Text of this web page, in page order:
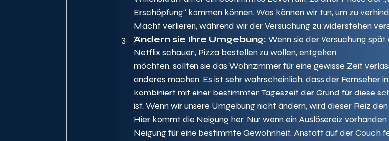
Erschöpfung“ kommen können. Was können wir tun, um zu
Macht verlieren, während wir der Versuchung zu widerstehen
Ändern sie Ihre Umgebung: Wenn sie der Versuchung
Netflix schauen, Pizza bestellen zu wollen, entgehen
möchten, sollten sie das Wohnzimmer für eine gewisse Zeit
anderes machen. Es ist sehr wahrscheinlich, dass der Fernseher
kombiniert mit einer bestimmten Tageszeit der Grund für diese
ist. Wenn wir unsere Umgebung nicht ändern, wird dieser Reiz den
Hier kommt die Neigung her. Nur wenn ein Auslösereiz vorhanden
Neigung für eine bestimmte Gewohnheit. Anstatt auf der Couch